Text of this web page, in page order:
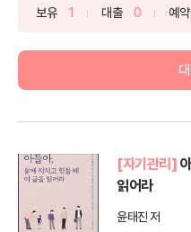
보유 1 대출 0 예약
[자기관리]
읽어라
윤태진 저